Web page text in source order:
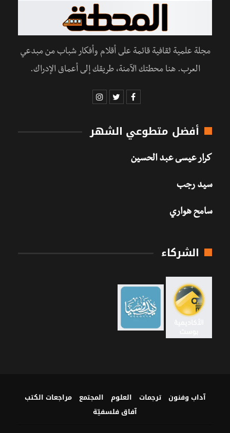
مجلة علمية ثقافية قائمة على أقلام وأفكار شباب من مبدعي
العرب. هنا محطتك الآمنة، طريقك إلى أعماق الإدراك.
أفضل متطوعي الشهر
كرار عيسى عبد الحسين
سيد رجب
سامح هواري
الشركاء
آداب وفنون ترجمات العلوم المجتمع
مراجعات الكتب
آفاق فلسفيّة‎